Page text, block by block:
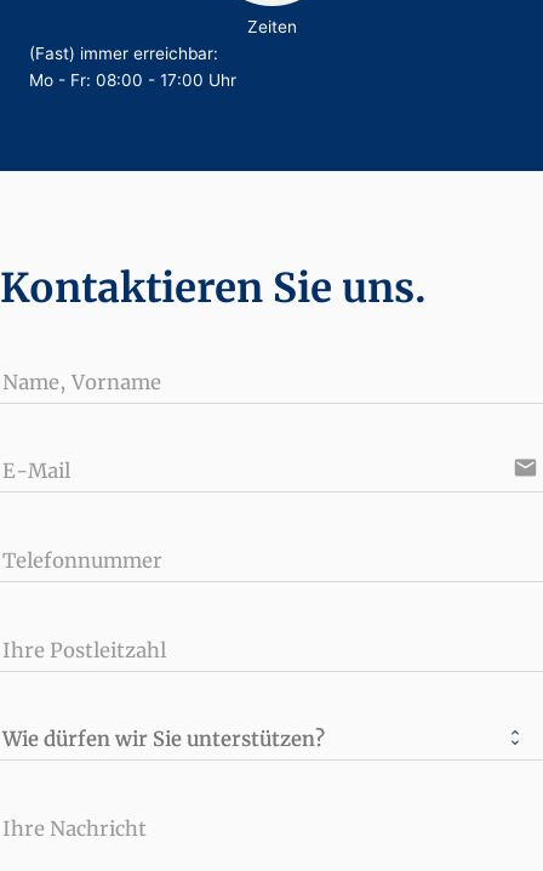
Zeiten
(Fast) immer erreichbar:
Mo - Fr: 08:00 - 17:00 Uhr
Kontaktieren Sie uns.
Name, Vorname
E-Mail email
Telefonnummer
Ihre Postleitzahl
Wie dürfen wir Sie unterstützen?
Ihre Nachricht